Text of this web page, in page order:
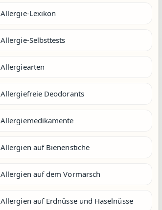
Allergie-Lexikon
Allergie-Selbsttests
Allergiearten
Allergiefreie Deodorants
Allergiemedikamente
Allergien auf Bienenstiche
Allergien auf dem Vormarsch
Allergien auf Erdnüsse und Haselnüsse